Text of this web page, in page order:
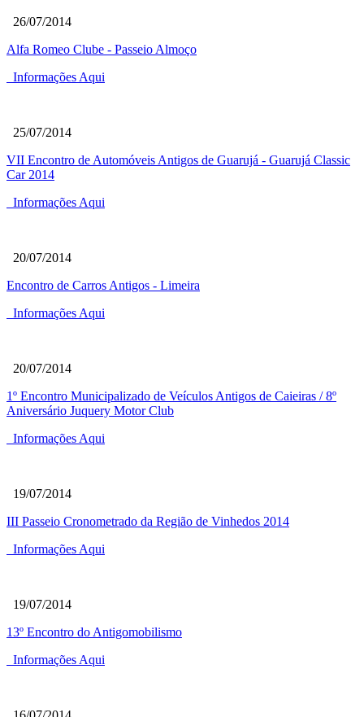
26/07/2014
Alfa Romeo Clube - Passeio Almoço
Informações Aqui
25/07/2014
VII Encontro de Automóveis Antigos de Guarujá - Guarujá Classic
Car 2014
Informações Aqui
20/07/2014
Encontro de Carros Antigos - Limeira
Informações Aqui
20/07/2014
1º Encontro Municipalizado de Veículos Antigos de Caieiras / 8º
Aniversário Juquery Motor Club
Informações Aqui
19/07/2014
III Passeio Cronometrado da Região de Vinhedos 2014
Informações Aqui
19/07/2014
13º Encontro do Antigomobilismo
Informações Aqui